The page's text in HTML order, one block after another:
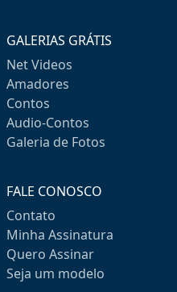
GALERIAS GRÁTIS
Net Videos
Amadores
Contos
Audio-Contos
Galeria de Fotos
FALE CONOSCO
Contato
Minha Assinatura
Quero Assinar
Seja um modelo